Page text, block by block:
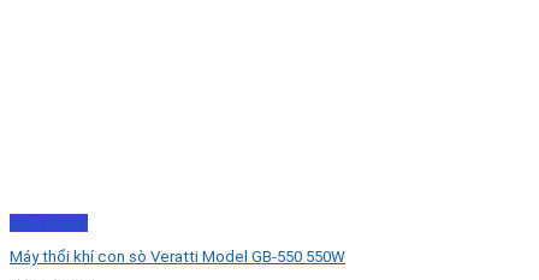
Xem nhanh
Máy thổi khí con sò Veratti Model GB-550 550W